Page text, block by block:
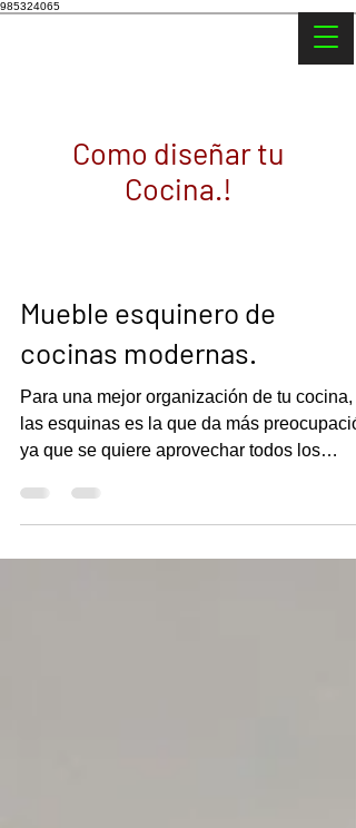
985324065
Como diseñar tu
Cocina.!
Mueble esquinero de
cocinas modernas.
Para una mejor organización de tu cocina,
las esquinas es la que da más
ya que se quiere aprovechar todos los